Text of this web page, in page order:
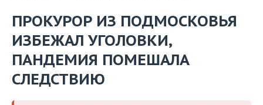
ПРОКУРОР ИЗ ПОДМОСКОВЬЯ
ИЗБЕЖАЛ УГОЛОВКИ,
ПАНДЕМИЯ ПОМЕШАЛА
СЛЕДСТВИЮ